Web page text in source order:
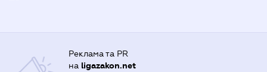
Реклама та PR
на ligazakon.net